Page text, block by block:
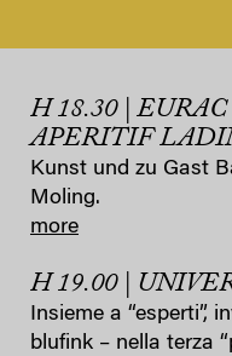
H 18.30 |
APERITIF
Kunst und zu Gast
Moling.
more
H 19.00 |
Insieme a “esperti”,
blufink – nella terza